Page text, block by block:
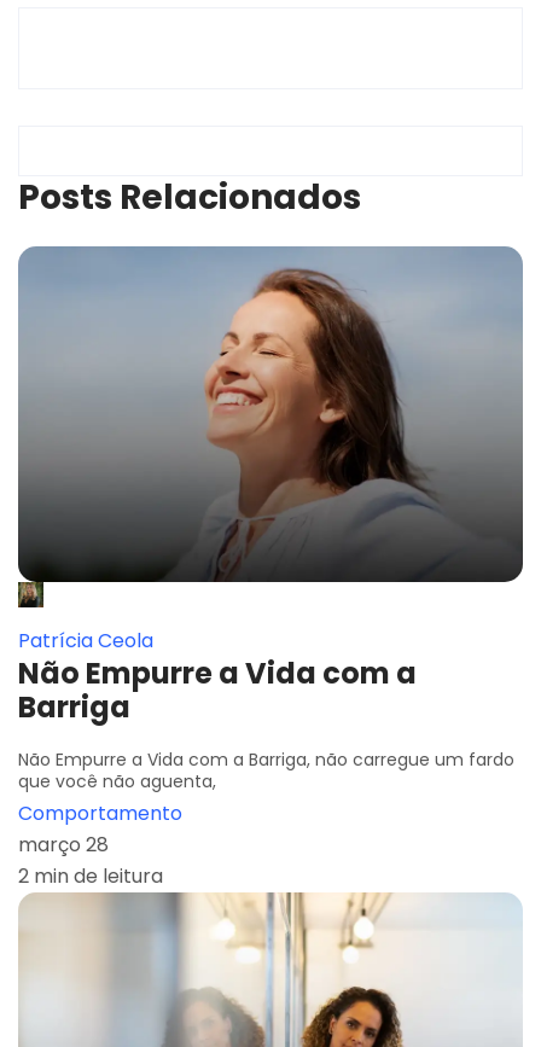
Posts Relacionados
Patrícia Ceola
Não Empurre a Vida com a
Barriga
Não Empurre a Vida com a Barriga, não carregue um fardo
que você não aguenta,
Comportamento
março 28
2 min de leitura